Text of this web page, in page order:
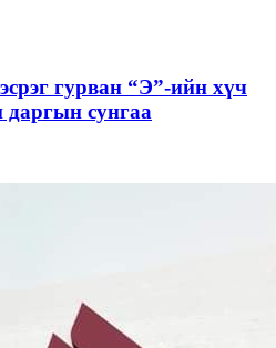
гурван “Э”-ийн хүч
сунгаа